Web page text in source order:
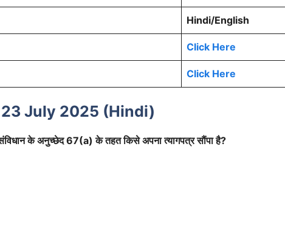
Hindi/English
Click Here
Click Here
July 2025 (Hindi)
के अनुच्छेद 67(a) के तहत किसे अपना त्यागपत्र सौंपा है?